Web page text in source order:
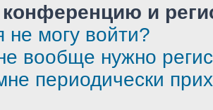
и
не могу войти?
вообще нужно
периодически